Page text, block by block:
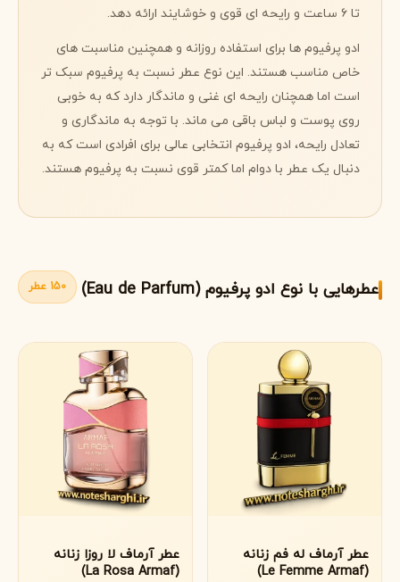
تا ۶ ساعت و رایحه ای قوی و خوشایند ارائه دهد.
ادو پرفیوم ها برای استفاده روزانه و همچنین مناسبت های
خاص مناسب هستند. این نوع عطر نسبت به پرفیوم سبک تر
است اما همچنان رایحه ای غنی و ماندگار دارد که به خوبی
روی پوست و لباس باقی می ماند. با توجه به ماندگاری و
تعادل رایحه، ادو پرفیوم انتخابی عالی برای افرادی است که به
دنبال یک عطر با دوام اما کمتر قوی نسبت به پرفیوم هستند.
عطرهایی با نوع ادو پرفیوم (Eau de Parfum) 150 عطر
عطر آرماف له فم زنانه
(Le Femme Armaf)
عطر آرماف لا روزا زنانه
(La Rosa Armaf)